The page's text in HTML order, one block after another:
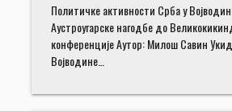
Политичке активности Срба у
Аустроугарске нагодбе до
конференције Аутор: Милош Савин
Војводине…